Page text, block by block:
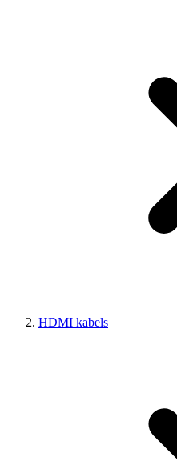
HDMI kabels